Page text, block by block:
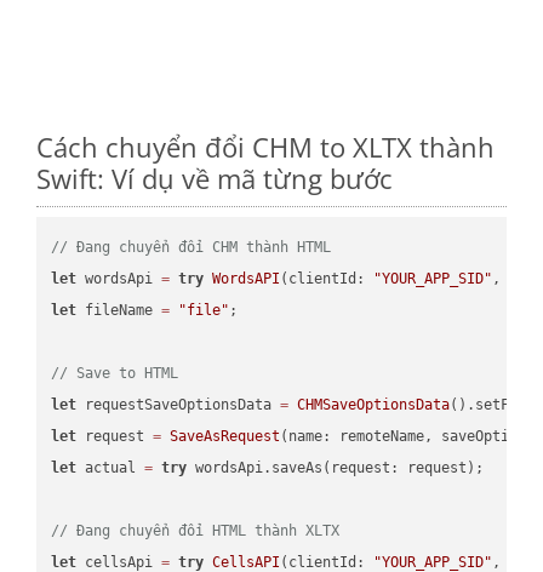
Cách chuyển đổi CHM to XLTX thành
Swift: Ví dụ về mã từng bước
// Đang chuyển đổi CHM thành HTML
let wordsApi = try WordsAPI (clientId: "YOUR_APP_SID" ,
let fileName = "file" ;
// Save to HTML
let requestSaveOptionsData = CHMSaveOptionsData
let request = SaveAsRequest (name: remoteName,
let actual = try wordsApi.saveAs(request: request);
// Đang chuyển đổi HTML thành XLTX
let cellsApi = try CellsAPI (clientId: "YOUR_APP_SID" ,